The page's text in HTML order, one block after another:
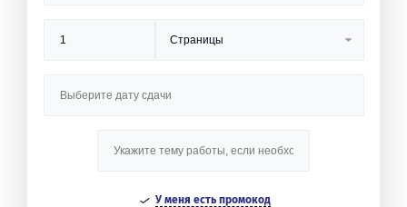
У меня есть промокод